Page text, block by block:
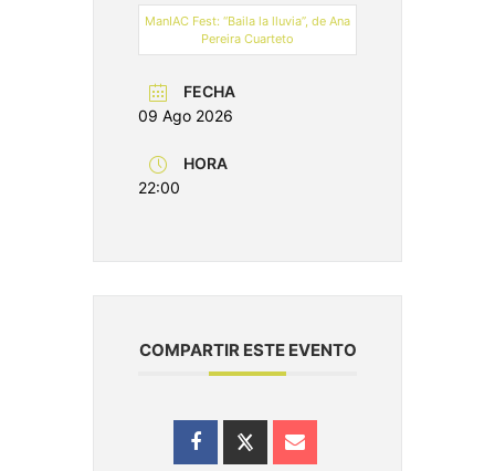
ManIAC Fest: “Baila la lluvia”, de Ana
Pereira Cuarteto
FECHA
09 Ago 2026
HORA
22:00
COMPARTIR ESTE EVENTO